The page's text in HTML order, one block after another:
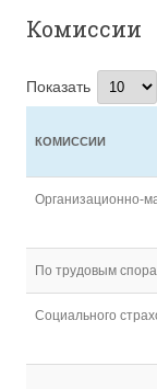
Комиссии
Показать
КОМИССИИ
Организационно-
По трудовым
Социального